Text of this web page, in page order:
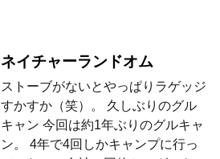
ネイチャーランドオム
ストーブがないとやっぱりラゲッジ
すかすか（笑）。 久しぶりのグル
キャン 今回は約1年ぶりのグルキャ
ン。 4年で4回しかキャンプに行っ